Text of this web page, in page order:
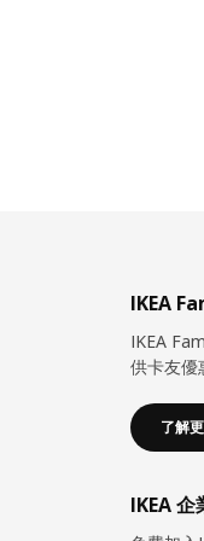
IKEA
IKEA
供卡友優
了解
IKEA 企